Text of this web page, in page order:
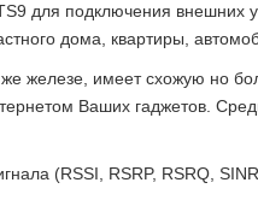
для подключения внешних
дома, квартиры,
же железе, имеет схожую но
Ваших гаджетов.
(RSSI, RSRP, RSRQ,